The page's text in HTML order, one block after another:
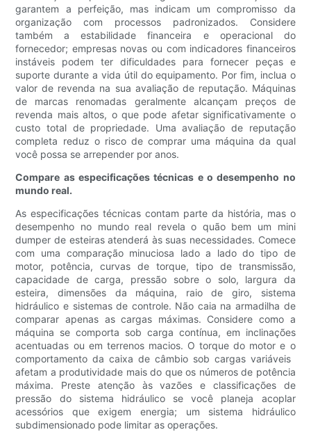
garantem a perfeição, mas indicam um compromisso da
organização com processos padronizados. Considere
também a estabilidade financeira e operacional do
fornecedor; empresas novas ou com indicadores financeiros
instáveis ​​podem ter dificuldades para fornecer peças e
suporte durante a vida útil do equipamento. Por fim, inclua o
valor de revenda na sua avaliação de reputação. Máquinas
de marcas renomadas geralmente alcançam preços de
revenda mais altos, o que pode afetar significativamente o
custo total de propriedade. Uma avaliação de reputação
completa reduz o risco de comprar uma máquina da qual
você possa se arrepender por anos.
Compare as especificações técnicas e o desempenho no
mundo real.
As especificações técnicas contam parte da história, mas o
desempenho no mundo real revela o quão bem um mini
dumper de esteiras atenderá às suas necessidades. Comece
com uma comparação minuciosa lado a lado do tipo de
motor, potência, curvas de torque, tipo de transmissão,
capacidade de carga, pressão sobre o solo, largura da
esteira, dimensões da máquina, raio de giro, sistema
hidráulico e sistemas de controle. Não caia na armadilha de
comparar apenas as cargas máximas. Considere como a
máquina se comporta sob carga contínua, em inclinações
acentuadas ou em terrenos macios. O torque do motor e o
comportamento da caixa de câmbio sob cargas variáveis ​​
afetam a produtividade mais do que os números de potência
máxima. Preste atenção às vazões e classificações de
pressão do sistema hidráulico se você planeja acoplar
acessórios que exigem energia; um sistema hidráulico
subdimensionado pode limitar as operações.